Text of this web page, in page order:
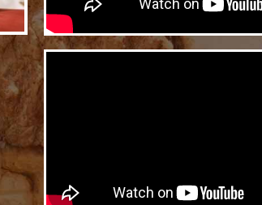
שלח פתק לכותל
רוצים לשים פתק בכותל ואין
באפשרותכם להגיע באופן אישי?